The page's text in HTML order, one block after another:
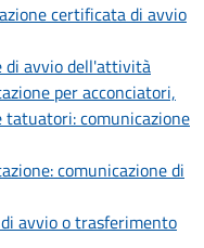
certificata di avvio
di avvio dell'attività
per acconciatori,
comunicazione
comunicazione di
avvio o trasferimento